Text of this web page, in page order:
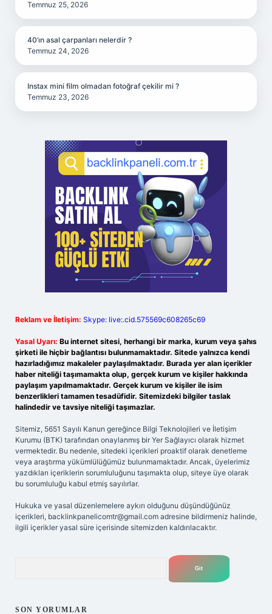
Temmuz 25, 2026
40’ın asal çarpanları nelerdir ?
Temmuz 24, 2026
Instax mini film olmadan fotoğraf çekilir mi ?
Temmuz 23, 2026
Reklam ve İletişim: Skype: live:.cid.575569c608265c69
Yasal Uyarı: Bu internet sitesi, herhangi bir marka, kurum veya şahıs
şirketi ile hiçbir bağlantısı bulunmamaktadır. Sitede yalnızca kendi
hazırladığımız makaleler paylaşılmaktadır. Burada yer alan içerikler
haber niteliği taşımamakta olup, gerçek kurum ve kişiler hakkında
paylaşım yapılmamaktadır. Gerçek kurum ve kişiler ile isim
benzerlikleri tamamen tesadüfidir. Sitemizdeki bilgiler taslak
halindedir ve tavsiye niteliği taşımazlar.
Sitemiz, 5651 Sayılı Kanun gereğince Bilgi Teknolojileri ve İletişim
Kurumu (BTK) tarafından onaylanmış bir Yer Sağlayıcı olarak hizmet
vermektedir. Bu nedenle, sitedeki içerikleri proaktif olarak denetleme
veya araştırma yükümlülüğümüz bulunmamaktadır. Ancak, üyelerimiz
yazdıkları içeriklerin sorumluluğunu taşımakta olup, siteye üye olarak
bu sorumluluğu kabul etmiş sayılırlar.
Hukuka ve yasal düzenlemelere aykırı olduğunu düşündüğünüz
içerikleri, backlinkpanelicomtr@gmail.com adresine bildirmeniz halinde,
ilgili içerikler yasal süre içerisinde sitemizden kaldırılacaktır.
SON YORUMLAR